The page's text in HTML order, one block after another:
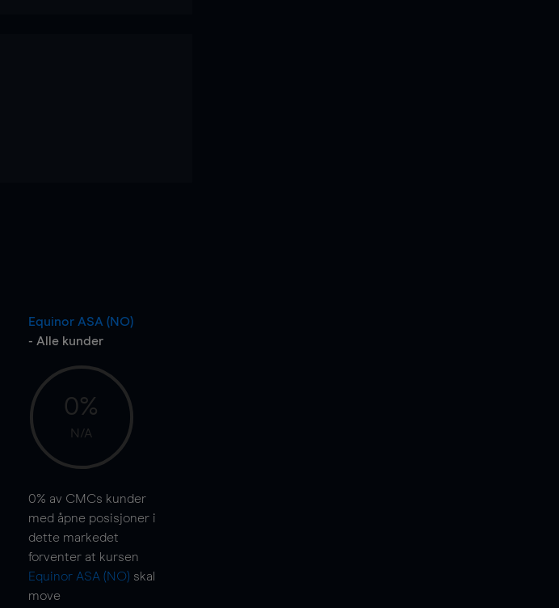
Equinor ASA (NO)
- Alle kunder
0%
N/A
0% av CMCs kunder
med åpne posisjoner i
dette markedet
forventer at kursen
Equinor ASA (NO) skal
move